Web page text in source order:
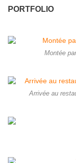
PORTFOLIO
Montée
Arrivée au